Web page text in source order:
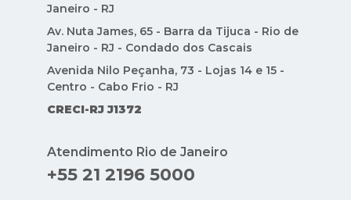
Janeiro - RJ
Av. Nuta James, 65 - Barra da Tijuca - Rio de
Janeiro - RJ - Condado dos Cascais
Avenida Nilo Peçanha, 73 - Lojas 14 e 15 -
Centro - Cabo Frio - RJ
CRECI-RJ J1372
Atendimento Rio de Janeiro
+55 21 2196 5000